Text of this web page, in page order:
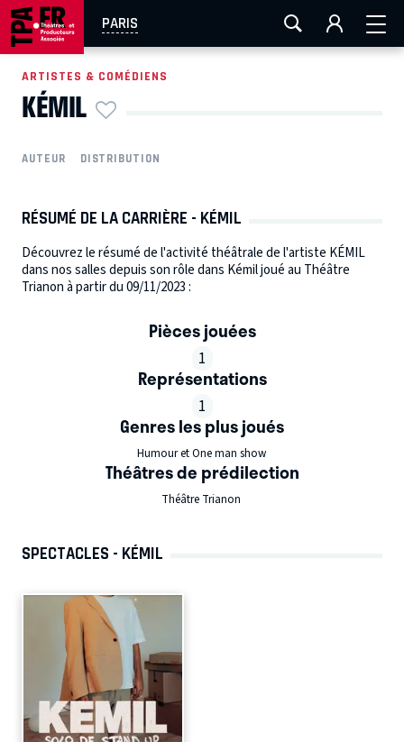
PARIS
AIX-MARSEILLE LA ROCHELLE
EN TOURNÉE
ARTISTES & COMÉDIENS
KÉMIL
AUTEUR DISTRIBUTION
RÉSUMÉ DE LA CARRIÈRE - KÉMIL
Découvrez le résumé de l'activité théâtrale de l'artiste KÉMIL
dans nos salles depuis son rôle dans Kémil joué au Théâtre
Trianon à partir du 09/11/2023 :
Pièces jouées
1
Représentations
1
Genres les plus joués
Humour et One man show
Théâtres de prédilection
Théâtre Trianon
SPECTACLES - KÉMIL